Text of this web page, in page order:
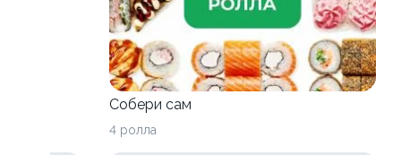
Собери сам
4 ролла